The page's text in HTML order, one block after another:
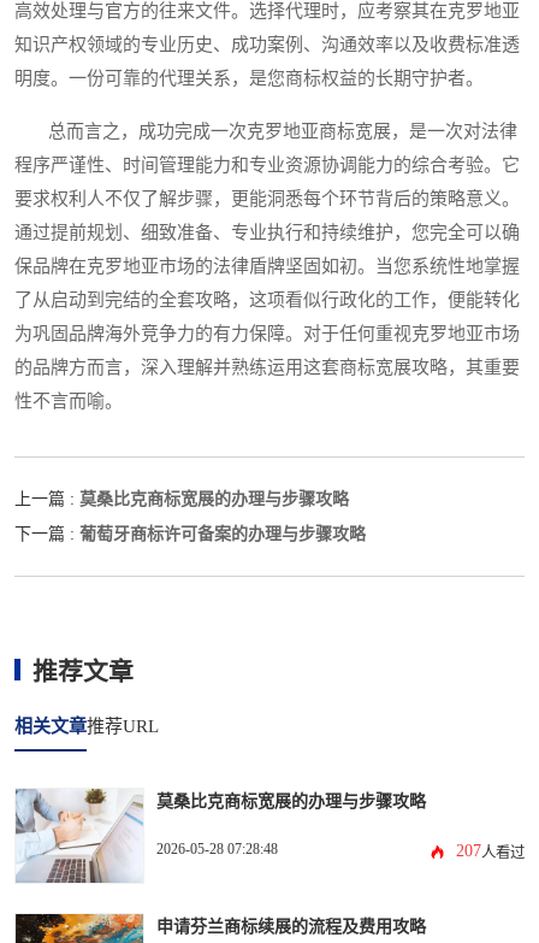
高效处理与官方的往来文件。选择代理时，应考察其在克罗地亚
知识产权领域的专业历史、成功案例、沟通效率以及收费标准透
明度。一份可靠的代理关系，是您商标权益的长期守护者。
总而言之，成功完成一次克罗地亚商标宽展，是一次对法律
程序严谨性、时间管理能力和专业资源协调能力的综合考验。它
要求权利人不仅了解步骤，更能洞悉每个环节背后的策略意义。
通过提前规划、细致准备、专业执行和持续维护，您完全可以确
保品牌在克罗地亚市场的法律盾牌坚固如初。当您系统性地掌握
了从启动到完结的全套攻略，这项看似行政化的工作，便能转化
为巩固品牌海外竞争力的有力保障。对于任何重视克罗地亚市场
的品牌方而言，深入理解并熟练运用这套商标宽展攻略，其重要
性不言而喻。
上一篇 : 莫桑比克商标宽展的办理与步骤攻略
下一篇 : 葡萄牙商标许可备案的办理与步骤攻略
推荐文章
相关文章推荐URL
莫桑比克商标宽展的办理与步骤攻略
2026-05-28 07:28:48 207人看过
申请芬兰商标续展的流程及费用攻略